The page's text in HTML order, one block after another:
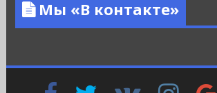
Мы «В контакте»
FacebookTwitter